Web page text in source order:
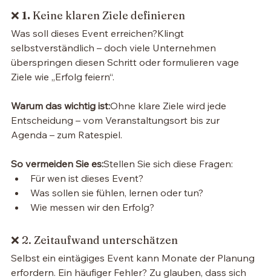
❌ 1. Keine klaren Ziele definieren
Was soll dieses Event erreichen?Klingt
selbstverständlich – doch viele Unternehmen
überspringen diesen Schritt oder formulieren vage
Ziele wie „Erfolg feiern“.
Warum das wichtig ist:Ohne klare Ziele wird jede
Entscheidung – vom Veranstaltungsort bis zur
Agenda – zum Ratespiel.
So vermeiden Sie es:Stellen Sie sich diese Fragen:
Für wen ist dieses Event?
Was sollen sie fühlen, lernen oder tun?
Wie messen wir den Erfolg?
❌ 2. Zeitaufwand unterschätzen
Selbst ein eintägiges Event kann Monate der Planung
erfordern. Ein häufiger Fehler? Zu glauben, dass sich